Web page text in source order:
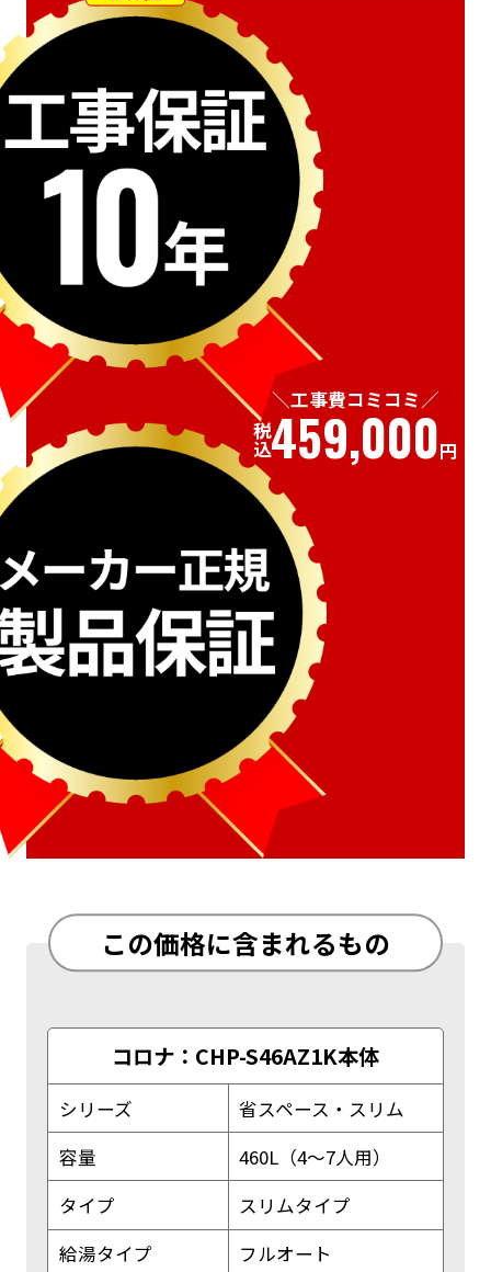
工事費コミコミ
税込459,000円
この価格に含まれるもの
コロナ：CHP-S46AZ1K本体
シリーズ
省スペース・スリム
容量
460L（4～7人用）
タイプ
スリムタイプ
給湯タイプ
フルオート